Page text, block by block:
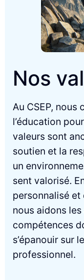
Nos
Au CSEP,
l’éducation
valeurs sont
soutien et la
un
sent valorisé.
personnalisé
nous aidons
compétences
s’épanouir sur
professionnel.